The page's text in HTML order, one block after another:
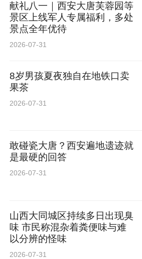
献礼八一｜西安大唐芙蓉园等
景区上线军人专属福利，多处
景点全年优待
2026-07-31
8岁男孩夏夜独自在地铁口卖
果茶
2026-07-31
敢碰瓷大唐？西安遍地遗迹就
是最硬的回答
2026-07-31
山西大同城区持续多日出现臭
味 市民称混杂着粪便味与难
以分辨的怪味
2026-07-31